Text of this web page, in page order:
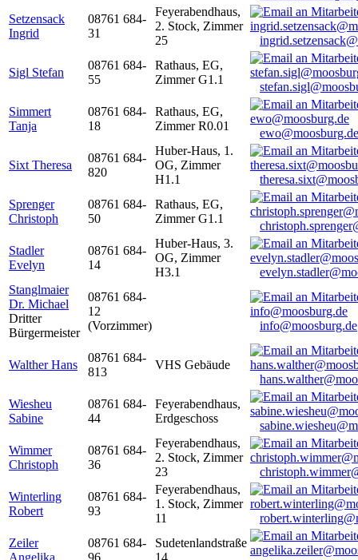
Setzensack
Ingrid
08761 684-
31
Feyerabendhaus,
2. Stock, Zimmer
25
Sigl Stefan
08761 684-
55
Rathaus, EG,
Zimmer G1.1
Simmert
Tanja
08761 684-
18
Rathaus, EG,
Zimmer R0.01
ewo@moosburg.de
Sixt Theresa
08761 684-
820
Huber-Haus, 1.
OG, Zimmer
H1.1
Sprenger
Christoph
08761 684-
50
Rathaus, EG,
Zimmer G1.1
Stadler
Evelyn
08761 684-
14
Huber-Haus, 3.
OG, Zimmer
H3.1
Stanglmaier
Dr. Michael
Dritter
Bürgermeister
08761 684-
12
(Vorzimmer)
info@moosburg.de
Walther Hans
08761 684-
813
VHS Gebäude
Wiesheu
Sabine
08761 684-
44
Feyerabendhaus,
Erdgeschoss
Wimmer
Christoph
08761 684-
36
Feyerabendhaus,
2. Stock, Zimmer
23
Winterling
Robert
08761 684-
93
Feyerabendhaus,
1. Stock, Zimmer
11
Zeiler
Angelika
08761 684-
96
Sudetenlandstraße
14